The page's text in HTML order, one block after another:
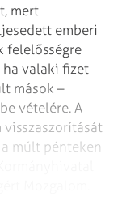
mert
emberi
felelősségre
ha valaki fizet
mások –
vételére. A
múlt pénteken